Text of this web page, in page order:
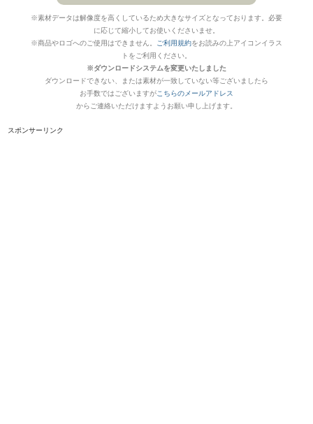
※素材データは解像度を高くしているため大きなサイズとなっております。必要
に応じて縮小してお使いくださいませ。
※商品やロゴへのご使用はできません。
ご利用規約をお読みの上アイコンイラス
トをご利用ください。
※ダウンロードシステムを変更いたしました
ダウンロードできない、または素材が一致していない等ございましたら
お手数ではございますがこちらのメールアドレス
からご連絡いただけますようお願い申し上げます。
スポンサーリンク